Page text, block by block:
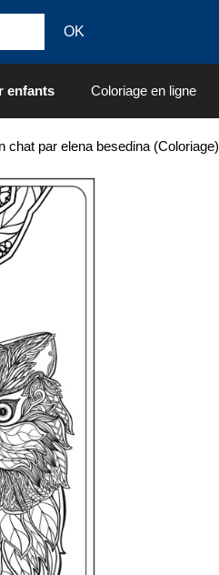
enfants Coloriage en ligne
chat par elena besedina (Coloriage)